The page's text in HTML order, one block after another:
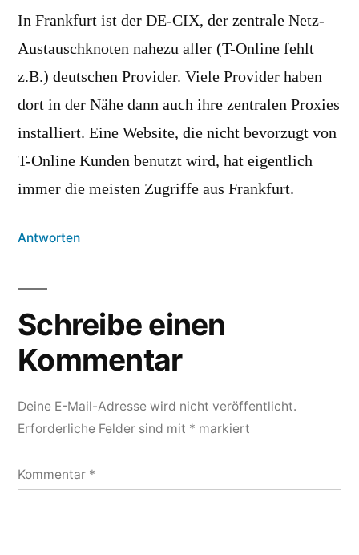
In Frankfurt ist der DE-CIX, der zentrale Netz-
Austauschknoten nahezu aller (T-Online fehlt
z.B.) deutschen Provider. Viele Provider haben
dort in der Nähe dann auch ihre zentralen Proxies
installiert. Eine Website, die nicht bevorzugt von
T-Online Kunden benutzt wird, hat eigentlich
immer die meisten Zugriffe aus Frankfurt.
Antworten
Schreibe einen
Kommentar
Deine E-Mail-Adresse wird nicht veröffentlicht.
Erforderliche Felder sind mit * markiert
Kommentar *